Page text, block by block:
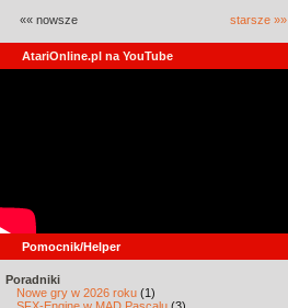
«« nowsze starsze »»
AtariOnline.pl na YouTube
Pomocnik/Helper
Poradniki
Nowe gry w 2026 roku (1)